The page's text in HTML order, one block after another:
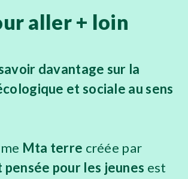
démonter les préjugés
et le changement
sur son campus"
ce guide donne toutes
créer un lieu alternatif au sein
aller + loin
davantage sur la
et sociale au sens
Mta terre créée par
pensée pour les jeunes est